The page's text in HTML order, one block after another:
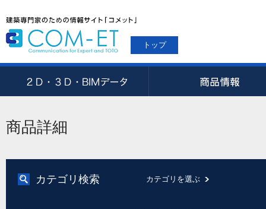
トップ
商品詳細
カテゴリ検索 カテゴリを選ぶ